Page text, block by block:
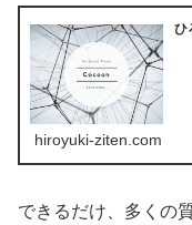
ひ
hiroyuki-ziten.com
できるだけ、多くの